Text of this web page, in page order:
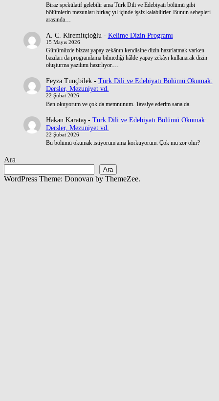
Biraz spekülatif gelebilir ama Türk Dili ve Edebiyatı bölümü gibi
bölümlerin mezunları birkaç yıl içinde işsiz kalabilirler. Bunun sebepleri
arasında…
A. C. Kiremitçioğlu - Kelime Dizin Programı
15 Mayıs 2026
Günümüzde bizzat yapay zekânın kendisine dizin hazırlatmak varken
bazıları da programlama bilmediği hâlde yapay zekâyı kullanarak dizin
oluşturma yazılımı hazırlıyor.…
Feyza Tunçbilek- Türk Dili ve Edebiyatı Bölümü Okumak:
Dersler, Mezuniyet vd.
22 Şubat 2026
Ben okuyorum ve çok da memnunum. Tavsiye ederim sana da.
Hakan Karataş- Türk Dili ve Edebiyatı Bölümü Okumak:
Dersler, Mezuniyet vd.
22 Şubat 2026
Bu bölümü okumak istiyorum ama korkuyorum. Çok mu zor olur?
Ara
Ara
WordPress Theme: Donovan by ThemeZee.